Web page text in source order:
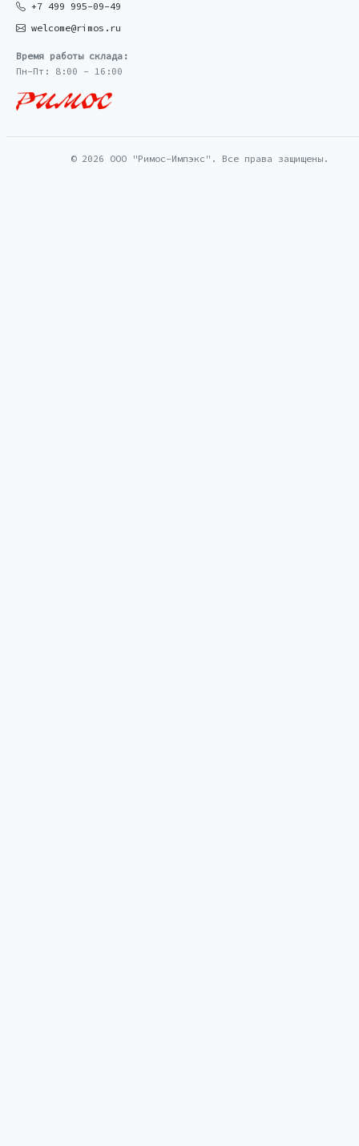
+7 499 995-09-49
welcome@rimos.ru
Время работы склада:
Пн-Пт: 8:00 - 16:00
© 2026 ООО "Римос-Импэкс". Все права защищены.